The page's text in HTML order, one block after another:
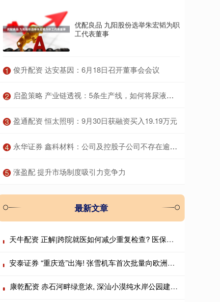
优配良品 九阳股份选举朱宏韬为职
工代表董事
1 ​俊升配资 达安基因：6月18日召开董事会会议
2 ​启盈策略 产业链透视：5条生产线，如何将尿液转化为3亿元产值
3 ​盈通配资 恒太照明：9月30日获融资买入19.19万元
4 ​永华证券 鑫科材料：公司及控股子公司不存在逾期担保
5 ​涨盈配 提升市场制度吸引力竞争力
最新文章
天牛配资 正解|跨院就医如何减少重复检查? 医保影像云基础规范发布
安泰证券 “重庆造”出海! 张雪机车首次批量向欧洲市场出口整车
康乾配资 赤石河畔绿意浓, 深汕小漠纯水岸公园建成开放